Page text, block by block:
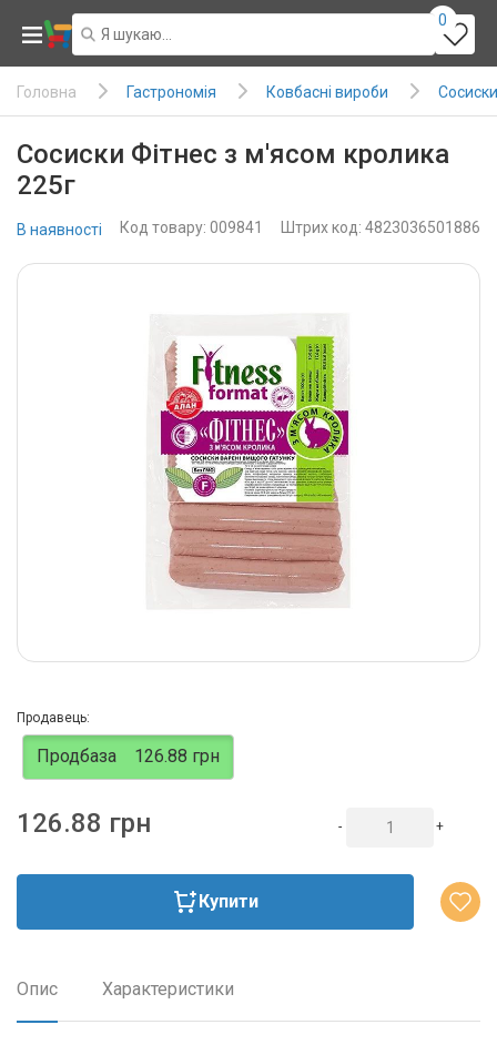
0
Головна Гастрономія Ковбасні вироби
Сосиски Фітнес з м'ясом кролика
225г
В наявності Код товару: 009841 Штрих код: 4823036501886
Продавець:
Продбаза 126.88 грн
126.88 грн - +
Купити
Опис Характеристики